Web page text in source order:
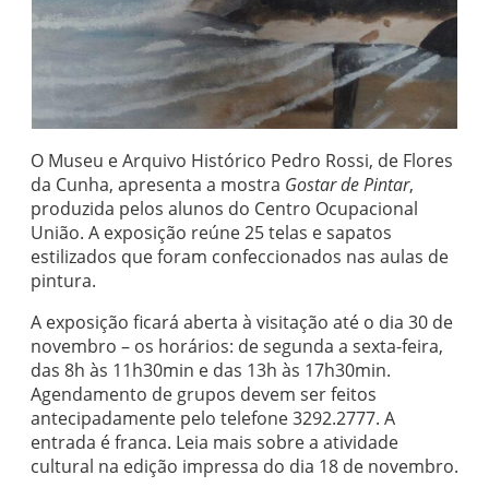
O Museu e Arquivo Histórico Pedro Rossi, de Flores
da Cunha, apresenta a mostra Gostar de Pintar,
produzida pelos alunos do Centro Ocupacional
União. A exposição reúne 25 telas e sapatos
estilizados que foram confeccionados nas aulas de
pintura.
A exposição ficará aberta à visitação até o dia 30 de
novembro – os horários: de segunda a sexta-feira,
das 8h às 11h30min e das 13h às 17h30min.
Agendamento de grupos devem ser feitos
antecipadamente pelo telefone 3292.2777. A
entrada é franca. Leia mais sobre a atividade
cultural na edição impressa do dia 18 de novembro.